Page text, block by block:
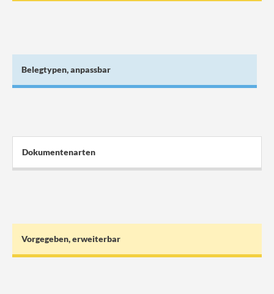
Belegtypen, anpassbar
Dokumentenarten
Vorgegeben, erweiterbar